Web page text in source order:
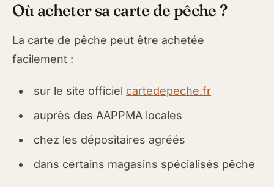
Où acheter sa carte de pêche ?
La carte de pêche peut être achetée
facilement :
sur le site officiel cartedepeche.fr
auprès des AAPPMA locales
chez les dépositaires agréés
dans certains magasins spécialisés pêche